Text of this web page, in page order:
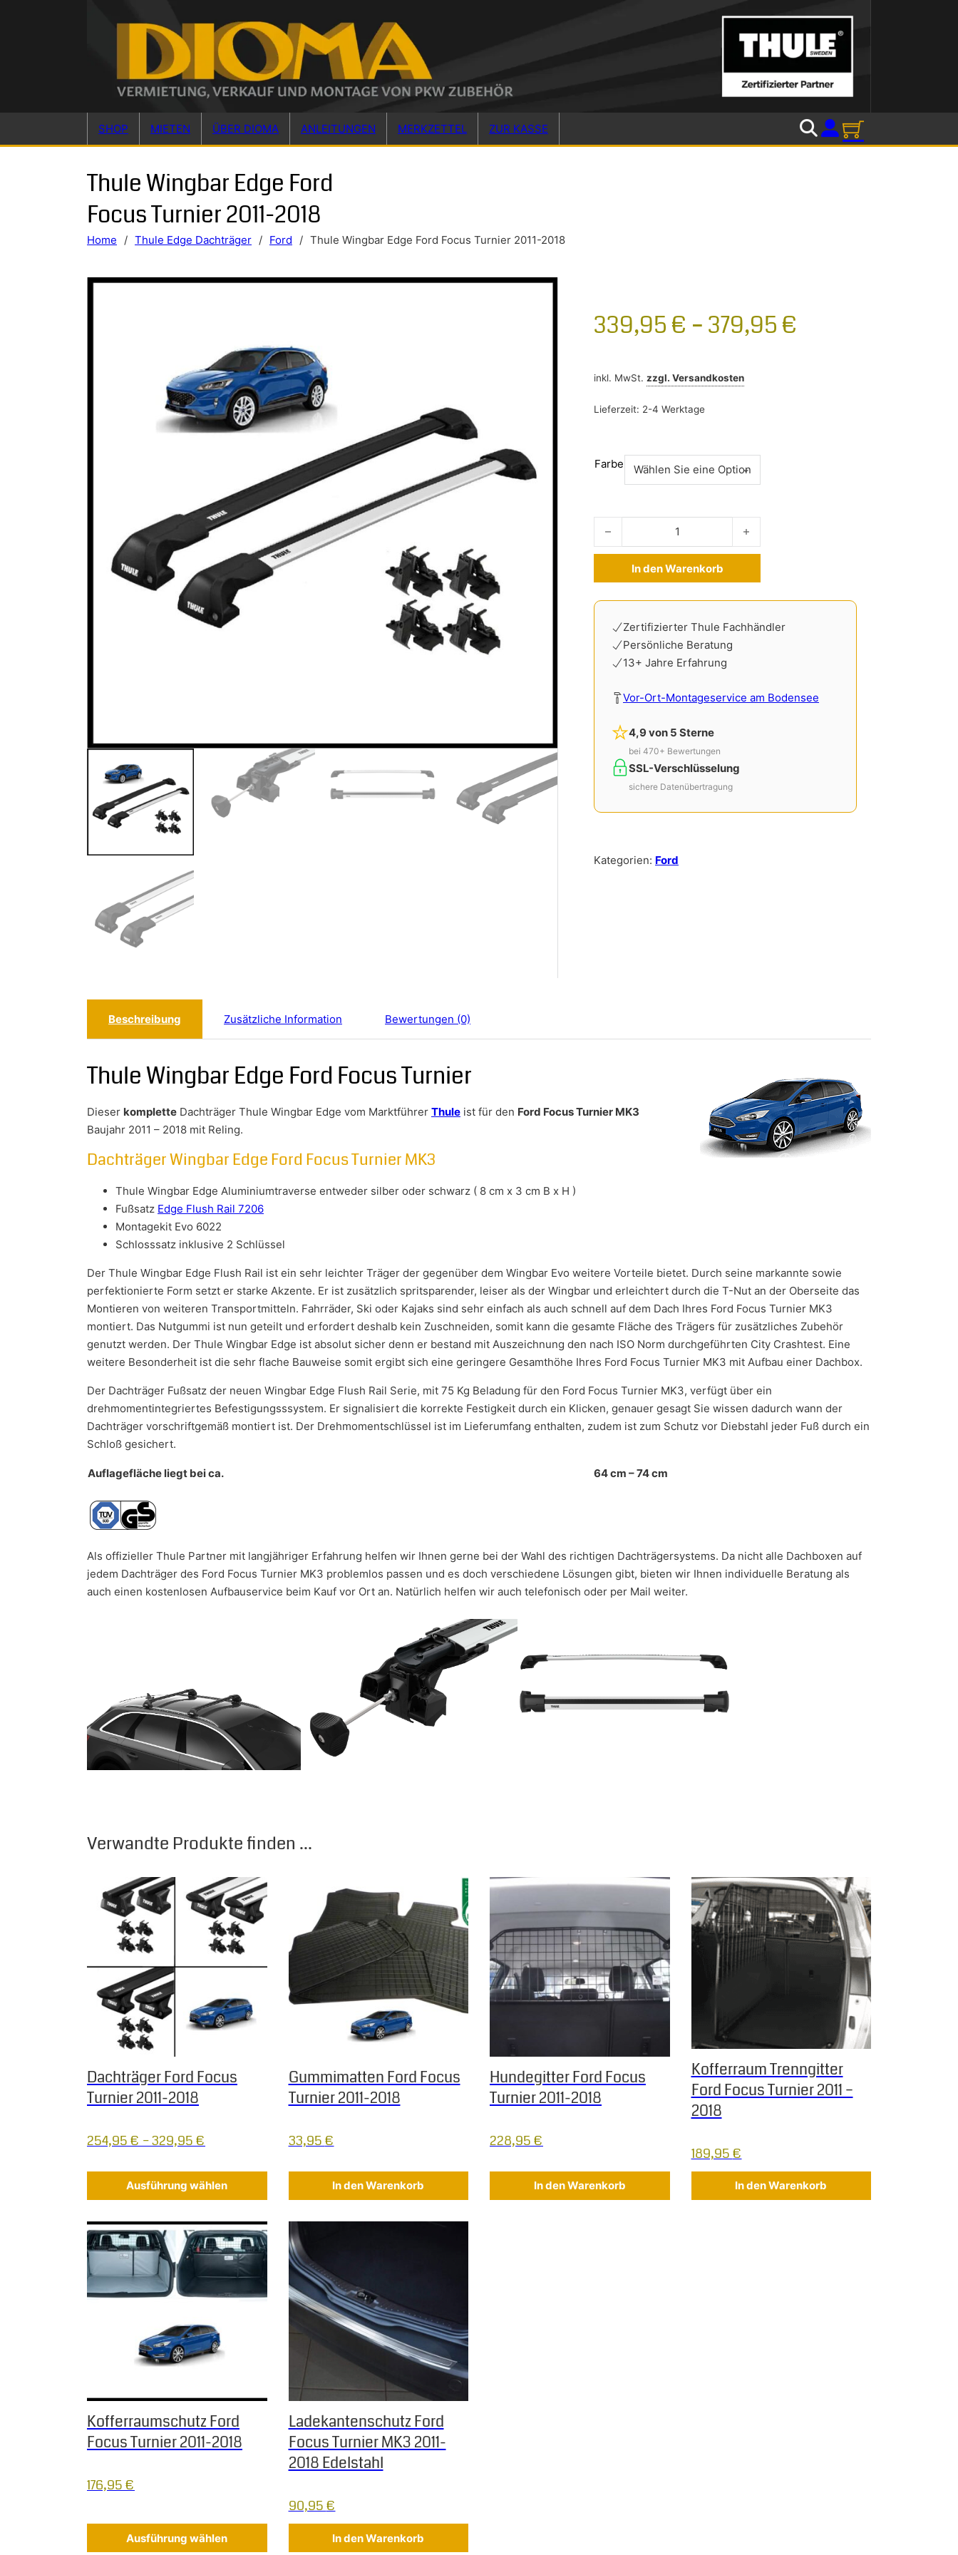
SHOP MIETEN ÜBER DIOMA ANLEITUNGEN MERKZETTEL ZUR KASSE
Thule Wingbar Edge Ford
Focus Turnier 2011-2018
Home / Thule Edge Dachträger / Ford / Thule Wingbar Edge Ford Focus Turnier 2011-2018
339,95 € – 379,95 €
inkl. MwSt. zzgl. Versandkosten
Lieferzeit: 2-4 Werktage
Farbe
Thule Wingbar Edge Ford Focus Turnier 2011-2018 Menge
In den Warenkorb
Zertifizierter Thule Fachhändler
Persönliche Beratung
13+ Jahre Erfahrung
Vor-Ort-Montageservice am Bodensee
4,9 von 5 Sterne
bei 470+ Bewertungen
SSL-Verschlüsselung
sichere Datenübertragung
Kategorien: Ford
Beschreibung Zusätzliche Information Bewertungen (0)
Thule Wingbar Edge Ford Focus Turnier
Dieser komplette Dachträger Thule Wingbar Edge vom Marktführer Thule ist für den Ford Focus Turnier MK3
Baujahr 2011 – 2018 mit Reling.
Dachträger Wingbar Edge Ford Focus Turnier MK3
Thule Wingbar Edge Aluminiumtraverse entweder silber oder schwarz ( 8 cm x 3 cm B x H )
Fußsatz Edge Flush Rail 7206
Montagekit Evo 6022
Schlosssatz inklusive 2 Schlüssel
Der Thule Wingbar Edge Flush Rail ist ein sehr leichter Träger der gegenüber dem Wingbar Evo weitere Vorteile bietet. Durch seine markannte sowie
perfektionierte Form setzt er starke Akzente. Er ist zusätzlich spritsparender, leiser als der Wingbar und erleichtert durch die T-Nut an der Oberseite das
Montieren von weiteren Transportmitteln. Fahrräder, Ski oder Kajaks sind sehr einfach als auch schnell auf dem Dach Ihres Ford Focus Turnier MK3
montiert. Das Nutgummi ist nun geteilt und erfordert deshalb kein Zuschneiden, somit kann die gesamte Fläche des Trägers für zusätzliches Zubehör
genutzt werden. Der Thule Wingbar Edge ist absolut sicher denn er bestand mit Auszeichnung den nach ISO Norm durchgeführten City Crashtest. Eine
weitere Besonderheit ist die sehr flache Bauweise somit ergibt sich eine geringere Gesamthöhe Ihres Ford Focus Turnier MK3 mit Aufbau einer Dachbox.
Der Dachträger Fußsatz der neuen Wingbar Edge Flush Rail Serie, mit 75 Kg Beladung für den Ford Focus Turnier MK3, verfügt über ein
drehmomentintegriertes Befestigungsssystem. Er signalisiert die korrekte Festigkeit durch ein Klicken, genauer gesagt Sie wissen dadurch wann der
Dachträger vorschriftgemäß montiert ist. Der Drehmomentschlüssel ist im Lieferumfang enthalten, zudem ist zum Schutz vor Diebstahl jeder Fuß durch ein
Schloß gesichert.
Auflagefläche liegt bei ca. 64 cm – 74 cm
Als offizieller Thule Partner mit langjähriger Erfahrung helfen wir Ihnen gerne bei der Wahl des richtigen Dachträgersystems. Da nicht alle Dachboxen auf
jedem Dachträger des Ford Focus Turnier MK3 problemlos passen und es doch verschiedene Lösungen gibt, bieten wir Ihnen individuelle Beratung als
auch einen kostenlosen Aufbauservice beim Kauf vor Ort an. Natürlich helfen wir auch telefonisch oder per Mail weiter.
Verwandte Produkte finden ...
Dachträger Ford Focus
Turnier 2011-2018
254,95€ –329,95€
Ausführung wählen
Dieses Produkt weist mehrere Varianten auf. Die Optionen können auf der Produktseite gewählt werden
Gummimatten Ford Focus
Turnier 2011-2018
33,95€
In den Warenkorb
Hundegitter Ford Focus
Turnier 2011-2018
228,95€
In den Warenkorb
Kofferraum Trenngitter
Ford Focus Turnier 2011 –
2018
189,95€
In den Warenkorb
Kofferraumschutz Ford
Focus Turnier 2011-2018
176,95€
Ausführung wählen
Dieses Produkt weist mehrere Varianten auf. Die Optionen können auf der Produktseite gewählt werden
Ladekantenschutz Ford
Focus Turnier MK3 2011-
2018 Edelstahl
90,95€
In den Warenkorb